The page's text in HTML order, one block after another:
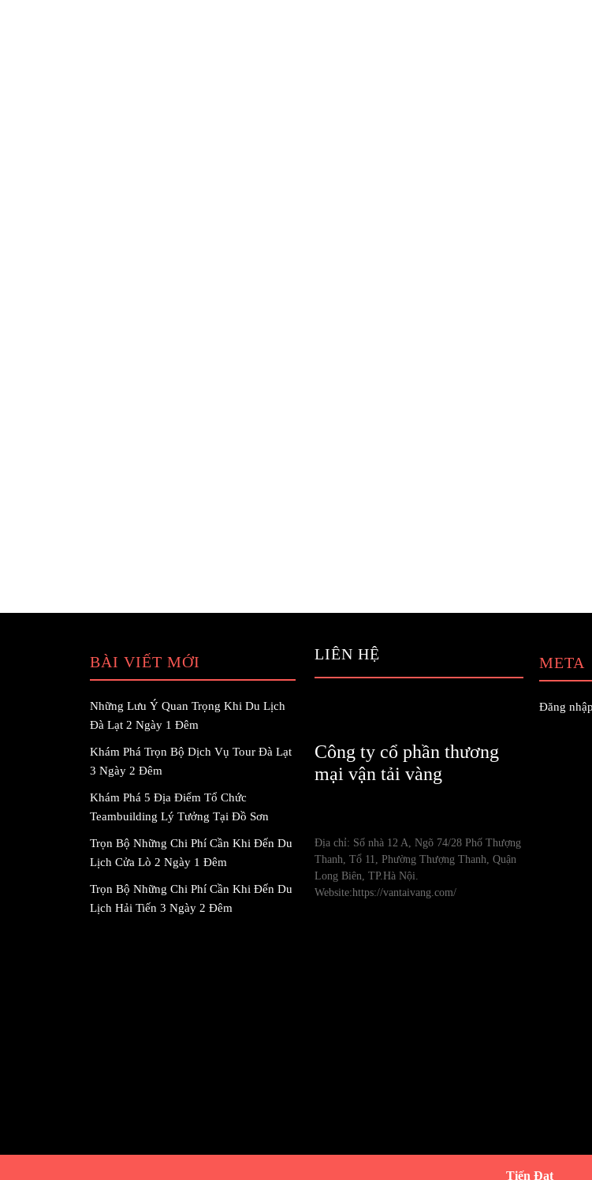
BÀI VIẾT MỚI
Những Lưu Ý Quan Trọng Khi Du Lịch
Đà Lạt 2 Ngày 1 Đêm
Khám Phá Trọn Bộ Dịch Vụ Tour Đà Lạt
3 Ngày 2 Đêm
Khám Phá 5 Địa Điểm Tổ Chức
Teambuilding Lý Tưởng Tại Đồ Sơn
Trọn Bộ Những Chi Phí Cần Khi Đến Du
Lịch Cửa Lò 2 Ngày 1 Đêm
Trọn Bộ Những Chi Phí Cần Khi Đến Du
Lịch Hải Tiến 3 Ngày 2 Đêm
LIÊN HỆ
Công ty cổ phần thương
mại vận tải vàng
Địa chỉ: Số nhà 12 A, Ngõ 74/28 Phố Thượng
Thanh, Tổ 11, Phường Thượng Thanh, Quận
Long Biên, TP.Hà Nội.
Website:https://vantaivang.com/
META
Đăng nhập
Tiến Đạt